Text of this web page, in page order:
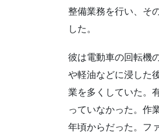
整備業務を行い、そ
した。
彼は電動車の回転機
や軽油などに浸した
業を多くしていた。
っていなかった。作
年頃からだった。フ